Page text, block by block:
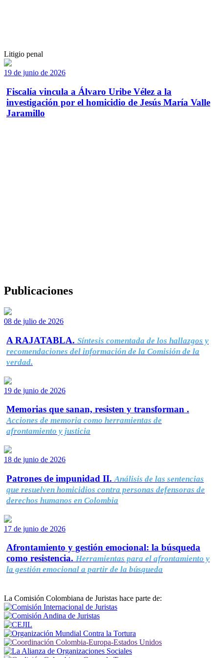
Litigio penal
19 de junio de 2026
Fiscalía vincula a Álvaro Uribe Vélez a la
investigación por el homicidio de Jesús María Valle
Jaramillo
Publicaciones
08 de julio de 2026
A RAJATABLA. Síntesis comentada de los hallazgos y
recomendaciones del información de la Comisión de la
verdad.
19 de junio de 2026
Memorias que sanan, resisten y transforman .
Acciones de memoria como herramientas de
afrontamiento y justicia
18 de junio de 2026
Patrones de impunidad II. Análisis de las sentencias
que resuelven homicidios contra personas defensoras de
derechos humanos en Colombia
17 de junio de 2026
Afrontamiento y gestión emocional: la búsqueda
como resistencia. Herramientas para el afrontamiento y
la gestión emocional a partir de la búsqueda
La Comisión Colombiana de Juristas hace parte de: